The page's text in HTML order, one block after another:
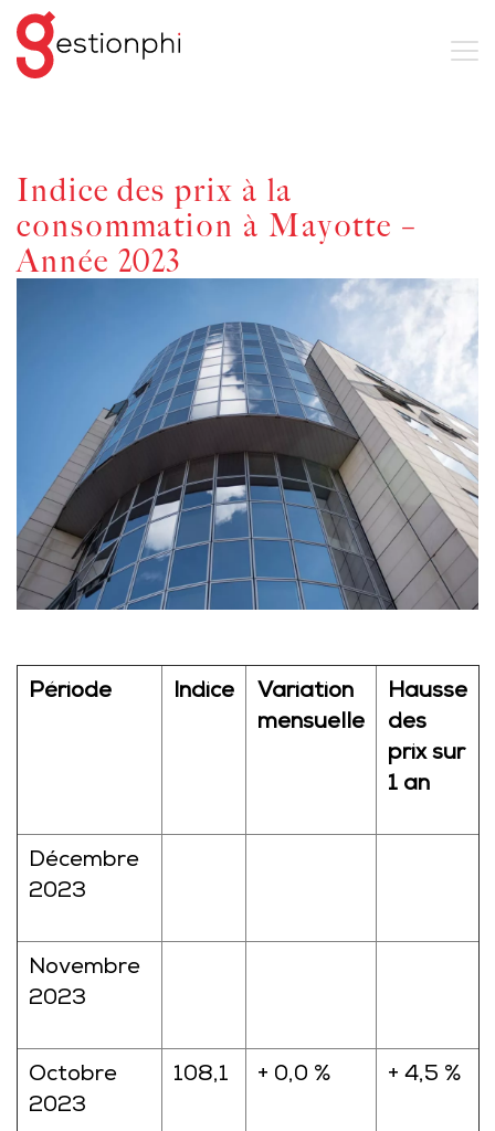
Indice des prix à la
consommation à Mayotte –
Année 2023
Période Indice
Variation
mensuelle
Hausse
des
prix sur
1 an
Décembre
2023
Novembre
2023
Octobre
2023
108,1 + 0,0 % + 4,5 %